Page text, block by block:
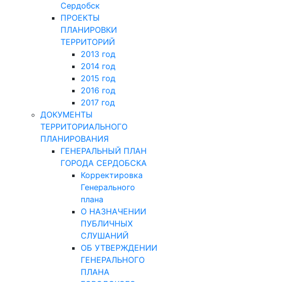
Сердобск
ПРОЕКТЫ
ПЛАНИРОВКИ
ТЕРРИТОРИЙ
2013 год
2014 год
2015 год
2016 год
2017 год
ДОКУМЕНТЫ
ТЕРРИТОРИАЛЬНОГО
ПЛАНИРОВАНИЯ
ГЕНЕРАЛЬНЫЙ ПЛАН
ГОРОДА СЕРДОБСКА
Корректировка
Генерального
плана
О НАЗНАЧЕНИИ
ПУБЛИЧНЫХ
СЛУШАНИЙ
ОБ УТВЕРЖДЕНИИ
ГЕНЕРАЛЬНОГО
ПЛАНА